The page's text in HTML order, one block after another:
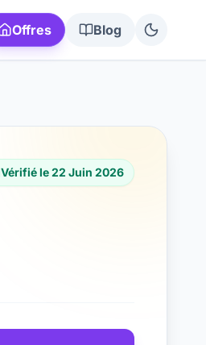
Offres Blog
Vérifié le22 Juin 2026